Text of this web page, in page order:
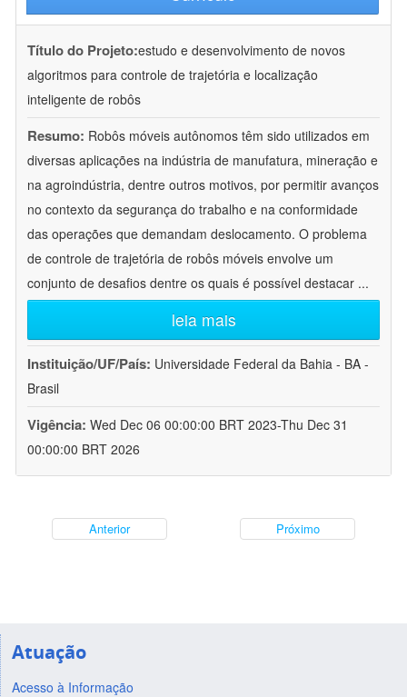
Título do Projeto:estudo e desenvolvimento de novos
algoritmos para controle de trajetória e localização
inteligente de robôs
Resumo: Robôs móveis autônomos têm sido utilizados em
diversas aplicações na indústria de manufatura, mineração e
na agroindústria, dentre outros motivos, por permitir avanços
no contexto da segurança do trabalho e na conformidade
das operações que demandam deslocamento. O problema
de controle de trajetória de robôs móveis envolve um
conjunto de desafios dentre os quais é possível destacar ...
leia mais
Instituição/UF/País: Universidade Federal da Bahia - BA -
Brasil
Vigência: Wed Dec 06 00:00:00 BRT 2023-Thu Dec 31
00:00:00 BRT 2026
Anterior Próximo
Atuação
Acesso à Informação